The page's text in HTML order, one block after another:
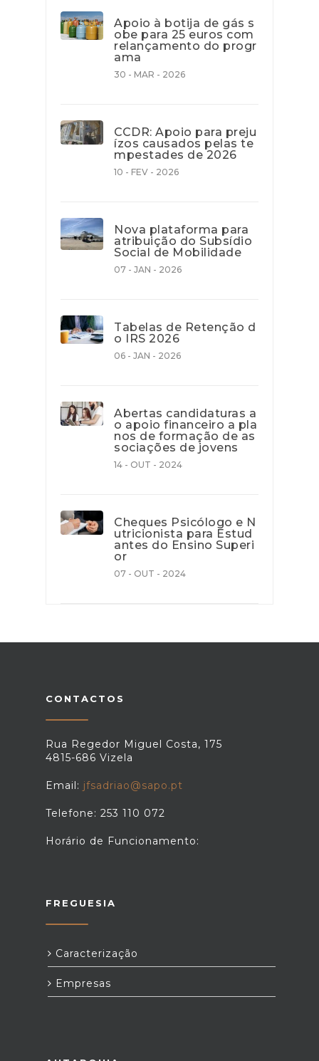
Apoio à botija de gás s
obe para 25 euros com
relançamento do progr
ama
30 - MAR - 2026
CCDR: Apoio para preju
ízos causados pelas te
mpestades de 2026
10 - FEV - 2026
Nova plataforma para
atribuição do Subsídio
Social de Mobilidade
07 - JAN - 2026
Tabelas de Retenção d
o IRS 2026
06 - JAN - 2026
Abertas candidaturas a
o apoio financeiro a pla
nos de formação de as
sociações de jovens
14 - OUT - 2024
Cheques Psicólogo e N
utricionista para Estud
antes do Ensino Superi
or
07 - OUT - 2024
CONTACTOS
Rua Regedor Miguel Costa, 175
4815-686 Vizela
Email: jfsadriao@sapo.pt
Telefone: 253 110 072
Horário de Funcionamento:
FREGUESIA
Caracterização
Empresas